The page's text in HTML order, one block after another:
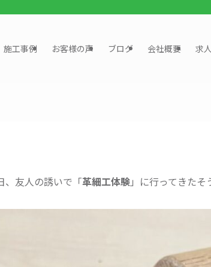
施工事例 お客様の声 ブログ 会社概要 求
、友人の誘いで「革細工体験」に行ってきた